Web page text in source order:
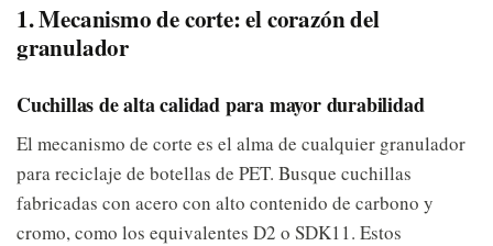
1. Mecanismo de corte: el corazón del
granulador
Cuchillas de alta calidad para mayor durabilidad
El mecanismo de corte es el alma de cualquier granulador
para reciclaje de botellas de PET. Busque cuchillas
fabricadas con acero con alto contenido de carbono y
cromo, como los equivalentes D2 o SDK11. Estos